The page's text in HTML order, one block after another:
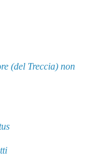
(del Treccia) non